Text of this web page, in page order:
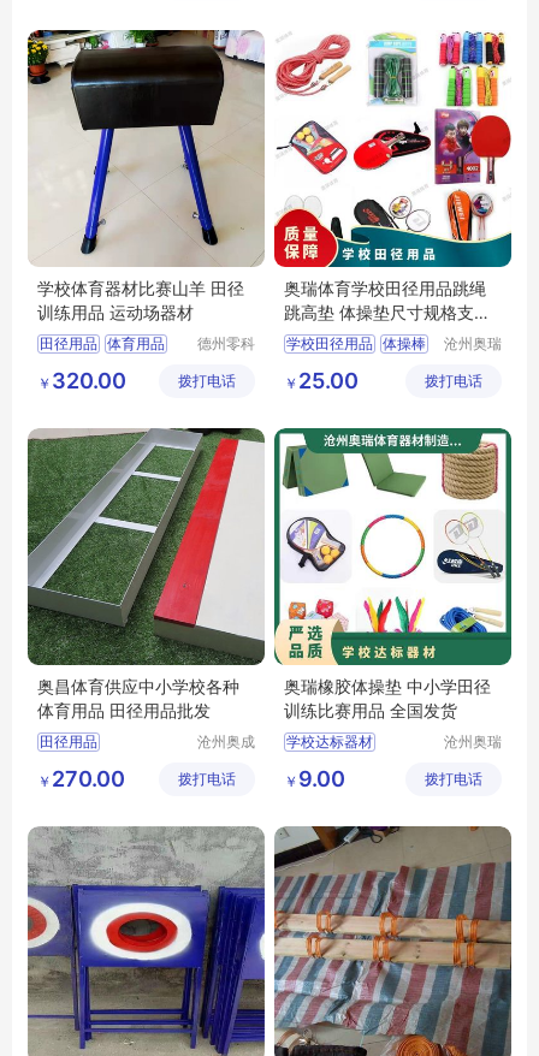
中小学比赛用品
中小学比赛用品
学校体育器材比赛山羊 田径
训练用品 运动场器材
田径用品 体育用品
德州零科
有限公司
￥ 320.00 拨打电话
奥瑞体育学校田径用品跳绳
跳高垫 体操垫尺寸规格支持
定制
学校田径用品 体操棒
体操凳
沧州奥瑞
制造有限
￥ 25.00 拨打电话
奥昌体育供应中小学校各种
体育用品 田径用品批发
田径用品
跳高架 篮球架
沧州奥成
制造有限
￥ 270.00 拨打电话
奥瑞橡胶体操垫 中小学田径
训练比赛用品 全国发货
学校达标器材
跳高横杆
沧州奥瑞
制造有限
￥ 9.00 拨打电话